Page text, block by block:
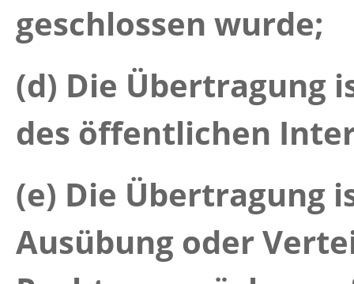
geschlossen wurde;
(d) Die Übertragung
des öffentlichen
(e) Die Übertragung
Ausübung oder